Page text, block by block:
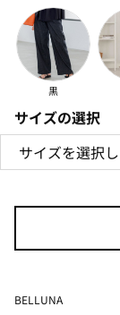
黒
サイズの選択
BELLUNA